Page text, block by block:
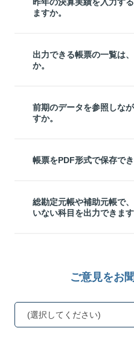
ますか。
出力できる帳票の一覧は
か。
前期のデータを参照しな
すか。
帳票をPDF形式で保存でき
総勘定元帳や補助元帳で
いない科目を出力できます
ご意見をお
(選択してください)